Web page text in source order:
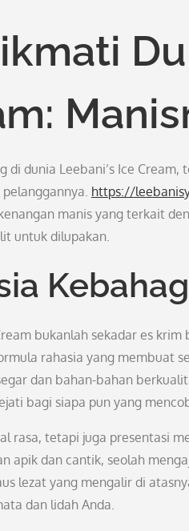
di dunia Leebani’s Ice
https://
manis yang terkait
untuk dilupakan.
bukanlah sekadar es
rahasia yang membuat
dan bahan-bahan
bagi siapa pun yang
rasa, tetapi juga presentasi
apik dan cantik, seolah
lezat yang mengalir di
dan lidah Anda.